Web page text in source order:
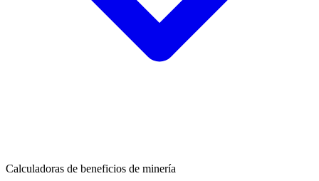
Calculadoras de beneficios de minería